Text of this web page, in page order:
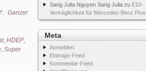
Sang Julia Nguyen Sang Julia zu E10-
Verträglichkeit für Mercedes-Benz Pkw
Meta
Anmelden
Eintrags-Feed
Kommentar-Feed
.Ganzer
, HDEP,
, Super